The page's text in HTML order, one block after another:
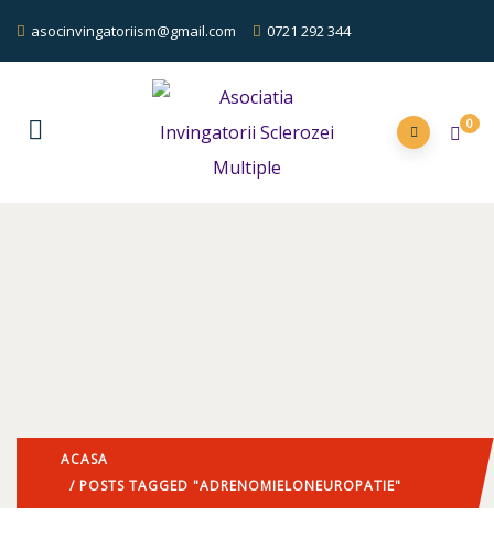
asocinvingatoriism@gmail.com 0721 292 344
0
ACASA
/ POSTS TAGGED "ADRENOMIELONEUROPATIE"